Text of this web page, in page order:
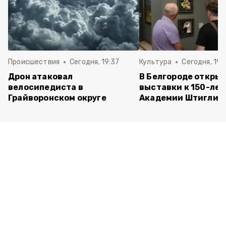
Происшествия Сегодня, 19:37
Дрон атаковал
велосипедиста в
Грайворонском округе
Культура Сегодня,
В Белгороде
выставки к 150-
Академии